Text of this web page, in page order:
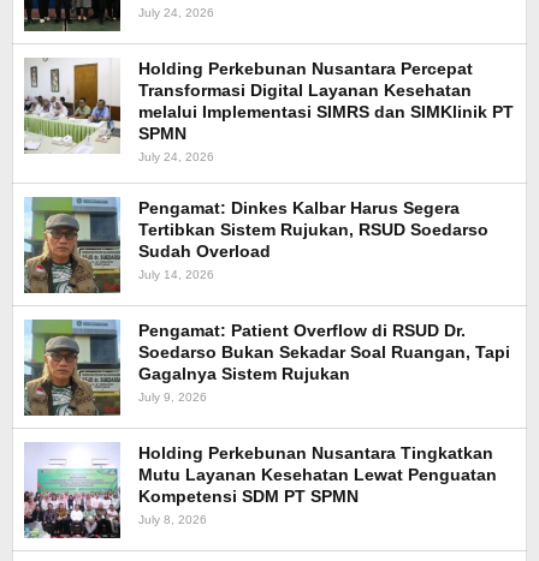
July 24, 2026
Holding Perkebunan Nusantara Percepat
Transformasi Digital Layanan Kesehatan
melalui Implementasi SIMRS dan SIMKlinik PT
SPMN
July 24, 2026
Pengamat: Dinkes Kalbar Harus Segera
Tertibkan Sistem Rujukan, RSUD Soedarso
Sudah Overload
July 14, 2026
Pengamat: Patient Overflow di RSUD Dr.
Soedarso Bukan Sekadar Soal Ruangan, Tapi
Gagalnya Sistem Rujukan
July 9, 2026
Holding Perkebunan Nusantara Tingkatkan
Mutu Layanan Kesehatan Lewat Penguatan
Kompetensi SDM PT SPMN
July 8, 2026